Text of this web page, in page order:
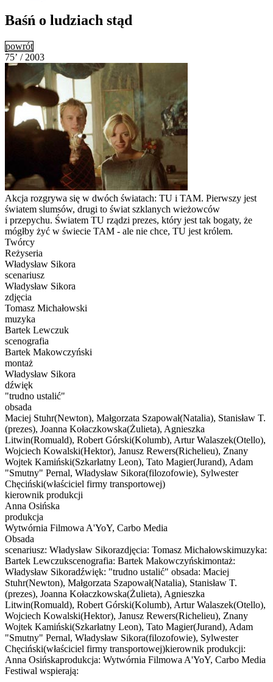
Baśń o ludziach stąd
powrót
75’ / 2003
Akcja rozgrywa się w dwóch światach: TU i TAM. Pierwszy jest
światem slumsów, drugi to świat szklanych wieżowców
i przepychu. Światem TU rządzi prezes, który jest tak bogaty, że
mógłby żyć w świecie TAM - ale nie chce, TU jest królem.
Twórcy
Reżyseria
Władysław Sikora
scenariusz
Władysław Sikora
zdjęcia
Tomasz Michałowski
muzyka
Bartek Lewczuk
scenografia
Bartek Makowczyński
montaż
Władysław Sikora
dźwięk
"trudno ustalić"
obsada
Maciej Stuhr(Newton), Małgorzata Szapował(Natalia), Stanisław T.
(prezes), Joanna Kołaczkowska(Żulieta), Agnieszka
Litwin(Romuald), Robert Górski(Kolumb), Artur Walaszek(Otello),
Wojciech Kowalski(Hektor), Janusz Rewers(Richelieu), Znany
Wojtek Kamiński(Szkarłatny Leon), Tato Magier(Jurand), Adam
"Smutny" Pernal, Władysław Sikora(filozofowie), Sylwester
Chęciński(właściciel firmy transportowej)
kierownik produkcji
Anna Osińska
produkcja
Wytwórnia Filmowa A'YoY, Carbo Media
Obsada
scenariusz: Władysław Sikorazdjęcia: Tomasz Michałowskimuzyka:
Bartek Lewczukscenografia: Bartek Makowczyńskimontaż:
Władysław Sikoradźwięk: "trudno ustalić" obsada: Maciej
Stuhr(Newton), Małgorzata Szapował(Natalia), Stanisław T.
(prezes), Joanna Kołaczkowska(Żulieta), Agnieszka
Litwin(Romuald), Robert Górski(Kolumb), Artur Walaszek(Otello),
Wojciech Kowalski(Hektor), Janusz Rewers(Richelieu), Znany
Wojtek Kamiński(Szkarłatny Leon), Tato Magier(Jurand), Adam
"Smutny" Pernal, Władysław Sikora(filozofowie), Sylwester
Chęciński(właściciel firmy transportowej)kierownik produkcji:
Anna Osińskaprodukcja: Wytwórnia Filmowa A'YoY, Carbo Media
Festiwal wspierają: